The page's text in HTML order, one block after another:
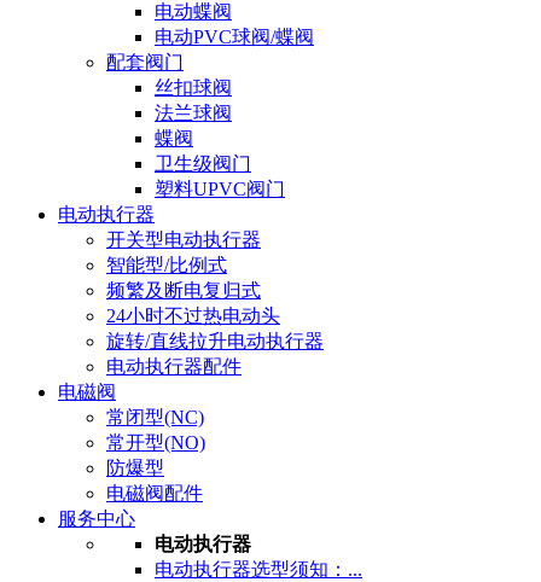
电动蝶阀
电动PVC球阀/蝶阀
配套阀门
丝扣球阀
法兰球阀
蝶阀
卫生级阀门
塑料UPVC阀门
电动执行器
开关型电动执行器
智能型/比例式
频繁及断电复归式
24小时不过热电动头
旋转/直线拉升电动执行器
电动执行器配件
电磁阀
常闭型(NC)
常开型(NO)
防爆型
电磁阀配件
服务中心
电动执行器
电动执行器选型须知：...